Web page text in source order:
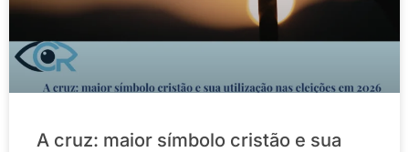
A cruz: maior símbolo cristão e sua